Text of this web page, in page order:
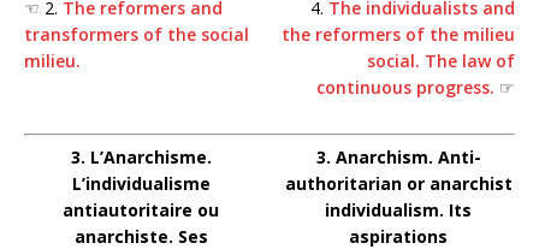
☜ 2. The reformers and
transformers of the social
milieu.
4. The individualists and
the reformers of the milieu
social. The law of
continuous progress. ☞
3. L’Anarchisme.
L’individualisme
antiautoritaire ou
anarchiste. Ses
3. Anarchism. Anti-
authoritarian or anarchist
individualism. Its
aspirations